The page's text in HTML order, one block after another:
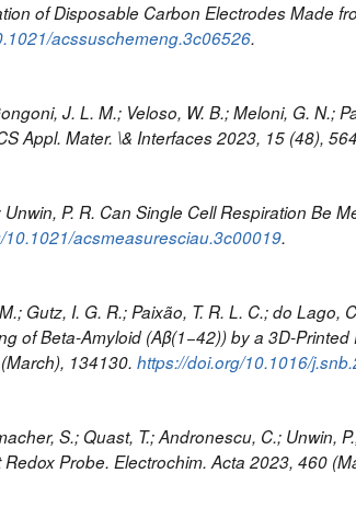
of Disposable Carbon Electrodes Made
acssuschemeng.3c06526.
J. L. M.; Veloso, W. B.; Meloni, G. N.;
Appl. Mater. \& Interfaces 2023, 15 (48),
P. R. Can Single Cell Respiration Be
10.1021/acsmeasuresciau.3c00019.
Gutz, I. G. R.; Paixão, T. R. L. C.; do
of Beta-Amyloid (Aβ(1−42)) by a 3D-
134130. https://doi.org/10.1016/
S.; Quast, T.; Andronescu, C.; Unwin,
Probe. Electrochim. Acta 2023, 460